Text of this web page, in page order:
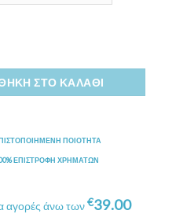
ΣΤΟ ΚΑΛΆΘΙ
ΠΟΙΟΤΗΤΑ
ΕΠΙΣΤΡΟΦΗ ΧΡΗΜΑΤΩΝ
αγορές άνω των€39.00